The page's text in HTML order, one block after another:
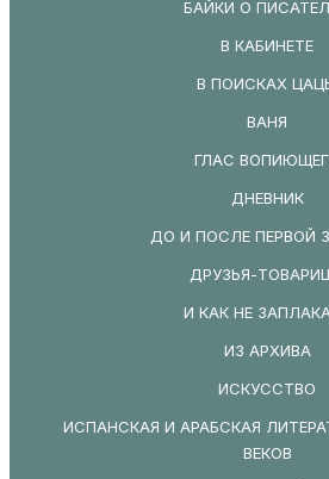
БАЙКИ О
В КАБИНЕТЕ
В ПОИСКАХ
ВАНЯ
ГЛАС
ДНЕВНИК
ДО И ПОСЛЕ ПЕРВОЙ
ДРУЗЬЯ-
И КАК НЕ
ИЗ АРХИВА
ИСКУССТВО
ИСПАНСКАЯ И АРАБСКАЯ
ВЕКОВ